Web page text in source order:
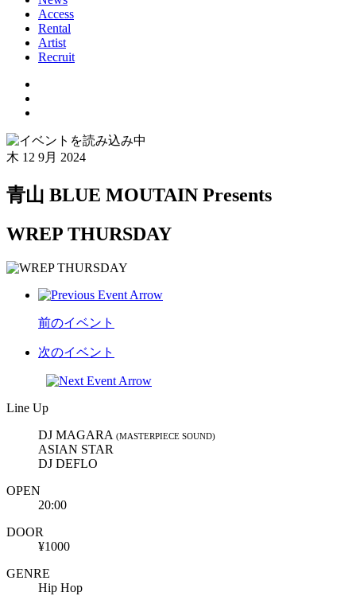
Access
Rental
Artist
Recruit
木 12 9月 2024
青山 BLUE MOUTAIN Presents
WREP THURSDAY
前のイベント
次のイベント
Line Up
DJ MAGARA (MASTERPIECE SOUND)
ASIAN STAR
DJ DEFLO
OPEN
20:00
DOOR
¥1000
GENRE
Hip Hop